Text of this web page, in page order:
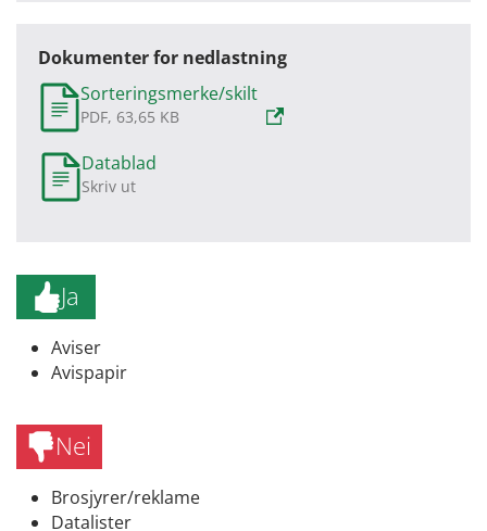
Dokumenter for nedlastning
Sorteringsmerke/skilt
PDF, 63,65 KB
Datablad
Skriv ut
Ja
Aviser
Avispapir
Nei
Brosjyrer/reklame
Datalister